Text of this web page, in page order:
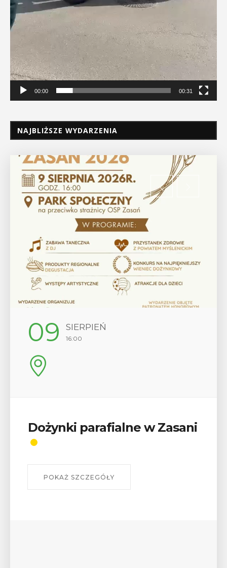
00:00 00:31
NAJBLIŻSZE WYDARZENIA
12 SIERPIEŃ
17:00
Wykład „Jak zdobyć
odznaki na myślenickich
W środę 12 sierpnia o godz. 17 w Miejskiej